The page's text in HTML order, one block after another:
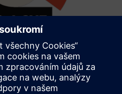
Mesh
masivní aplikace IoT krátkého